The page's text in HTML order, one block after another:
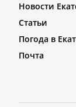
Новости
Статьи
Погода в
Почта